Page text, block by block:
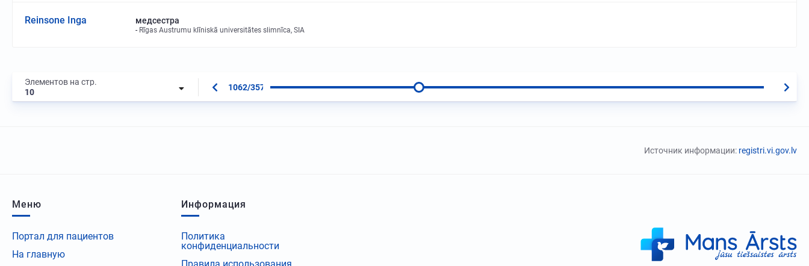
Reinsone Inga медсестра
Rīgas Austrumu klīniskā universitātes slimnīca, SIA
Элементов на стр.
10
1062/3573
Источник информации: registri.vi.gov.lv
Меню
Портал для пациентов
На главную
Информация
Политика
конфиденциальности